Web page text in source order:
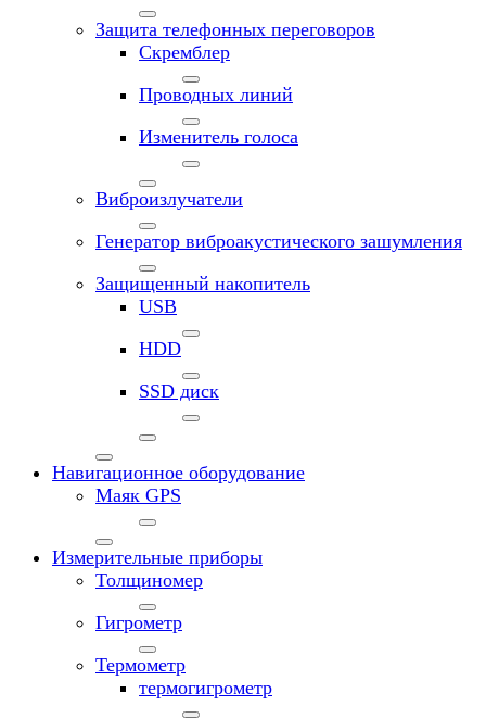
Защита телефонных переговоров
Скремблер
Проводных линий
Изменитель голоса
Виброизлучатели
Генератор виброакустического зашумления
Защищенный накопитель
USB
HDD
SSD диск
Навигационное оборудование
Маяк GPS
Измерительные приборы
Толщиномер
Гигрометр
Термометр
термогигрометр